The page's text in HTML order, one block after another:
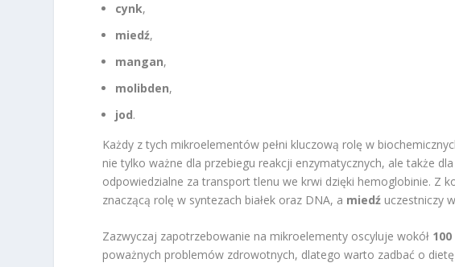
cynk,
miedź,
mangan,
molibden,
jod.
Każdy z tych mikroelementów pełni kluczową rolę w
nie tylko ważne dla przebiegu reakcji enzymatycznych, ale także
odpowiedzialne za transport tlenu we krwi dzięki hemoglobinie. Z
znaczącą rolę w syntezach białek oraz DNA, a miedź uczestniczy
Zazwyczaj zapotrzebowanie na mikroelementy oscyluje wokół
poważnych problemów zdrowotnych, dlatego warto zadbać o